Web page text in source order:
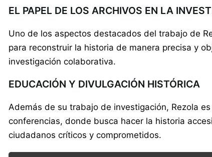
EL PAPEL DE LOS ARCHIVOS EN LA
Uno de los aspectos destacados del trabajo de
para reconstruir la historia de manera precisa y
investigación colaborativa.
EDUCACIÓN Y DIVULGACIÓN HISTÓRICA
Además de su trabajo de investigación, Rezola
conferencias, donde busca hacer la historia
ciudadanos críticos y comprometidos.